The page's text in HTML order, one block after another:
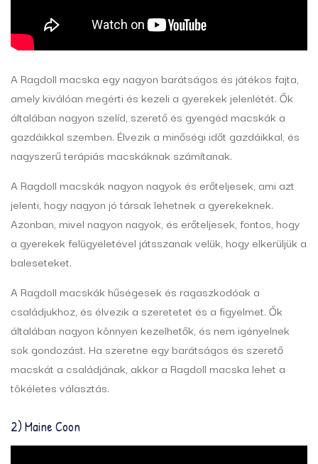
A Ragdoll macska egy nagyon barátságos és játékos fajta,
amely kiválóan megérti és kezeli a gyerekek jelenlétét. Ők
általában nagyon szelíd, szerető és gyengéd macskák a
gazdáikkal szemben. Élvezik a minőségi időt gazdáikkal, és
nagyszerű terápiás macskáknak számítanak.
A Ragdoll macskák nagyon nagyok és erőteljesek, ami azt
jelenti, hogy nagyon jó társak lehetnek a gyerekeknek.
Azonban, mivel nagyon nagyok, és erőteljesek, fontos, hogy
a gyerekek felügyeletével játsszanak velük, hogy elkerüljük a
baleseteket.
A Ragdoll macskák hűségesek és ragaszkodóak a
családjukhoz, és élvezik a szeretetet és a figyelmet. Ők
általában nagyon könnyen kezelhetők, és nem igényelnek
sok gondozást. Ha szeretne egy barátságos és szerető
macskát a családjának, akkor a Ragdoll macska lehet a
tökéletes választás.
2) Maine Coon